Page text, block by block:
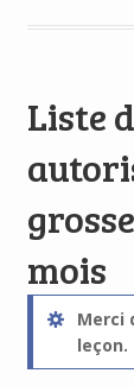
Liste
mois
Merci
leçon.